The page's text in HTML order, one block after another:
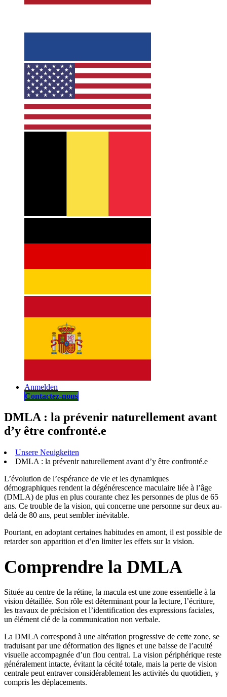
Anmelden
Contactez-nous
DMLA : la prévenir naturellement avant
d’y être confronté.e
Unsere Neuigkeiten
DMLA : la prévenir naturellement avant d’y être confronté.e
L’évolution de l’espérance de vie et les dynamiques
démographiques rendent la dégénérescence maculaire liée à l’âge
(DMLA) de plus en plus courante chez les personnes de plus de 65
ans. Ce trouble de la vision, qui concerne une personne sur deux au-
delà de 80 ans, peut sembler inévitable.
Pourtant, en adoptant certaines habitudes en amont, il est possible de
retarder son apparition et d’en limiter les effets sur la vision.
Comprendre la DMLA
Située au centre de la rétine, la macula est une zone essentielle à la
vision détaillée. Son rôle est déterminant pour la lecture, l’écriture,
les travaux de précision et l’identification des expressions faciales,
un élément clé de la communication non verbale.
La DMLA correspond à une altération progressive de cette zone, se
traduisant par une déformation des lignes et une baisse de l’acuité
visuelle accompagnée d’un flou central. La vision périphérique reste
généralement intacte, évitant la cécité totale, mais la perte de vision
centrale peut entraver considérablement les activités du quotidien, y
compris les déplacements.